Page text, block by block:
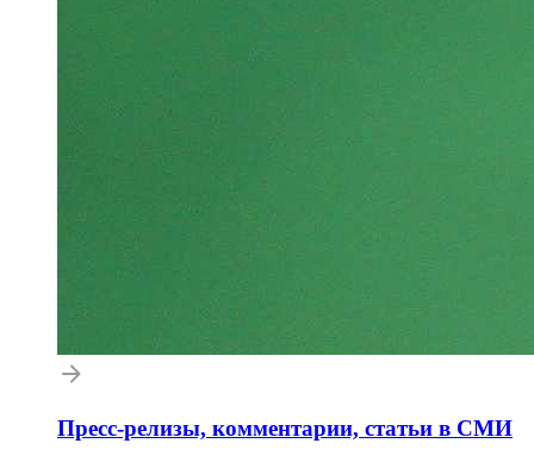
Пресс-релизы, комментарии, статьи в СМИ